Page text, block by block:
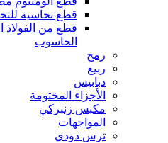
قطع نحاسية
قطع من الفولاذ
الحاسوب
رمح
ربيع
دبابيس
الأجزاء المختومة
مكبس زنبركي
المواجهات
ترس دودي